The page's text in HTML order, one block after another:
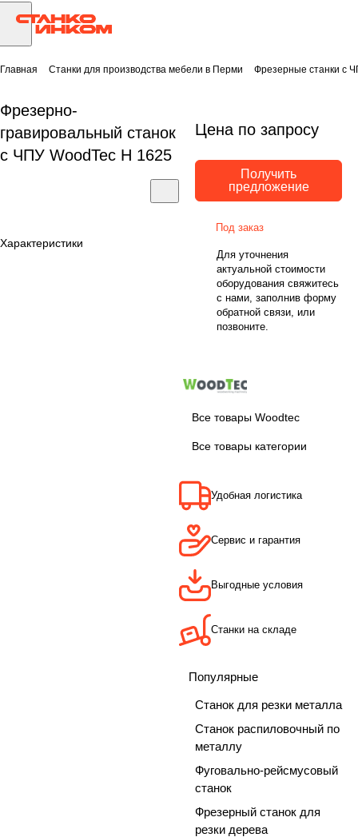
Главная Станки для производства мебели в Перми Фрезерные станки с
Фрезерно-
гравировальный станок
с ЧПУ WoodTec H 1625
Характеристики
Цена по запросу
Получить
предложение
Под заказ
Для уточнения
актуальной стоимости
оборудования свяжитесь
с нами, заполнив форму
обратной связи, или
позвоните.
Все товары Woodtec
Все товары категории
Удобная логистика
Сервис и гарантия
Выгодные условия
Станки на складе
Популярные
Станок для резки металла
Станок распиловочный по
металлу
Фуговально-рейсмусовый
станок
Фрезерный станок для
резки дерева